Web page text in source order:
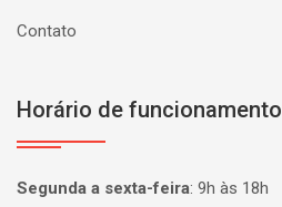
Contato
Horário de funcionamento
Segunda a sexta-feira: 9h às 18h